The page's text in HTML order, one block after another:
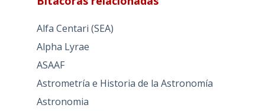
Alfa Centari (SEA)
Alpha Lyrae
ASAAF
Astrometría e Historia de la Astronomía
Astronomia